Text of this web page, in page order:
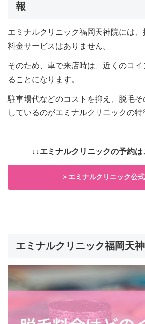
報
エミナルクリニック福岡天神院には、
料金サービスはありません。
そのため、車で来店時は、近くのコ
ることになります。
駐車場代などのコストを抑え、脱毛そ
しているのがエミナルクリニックの特
↓↓エミナルクリニックの予約は
＞エミナルクリニック公式
エミナルクリニック福岡天